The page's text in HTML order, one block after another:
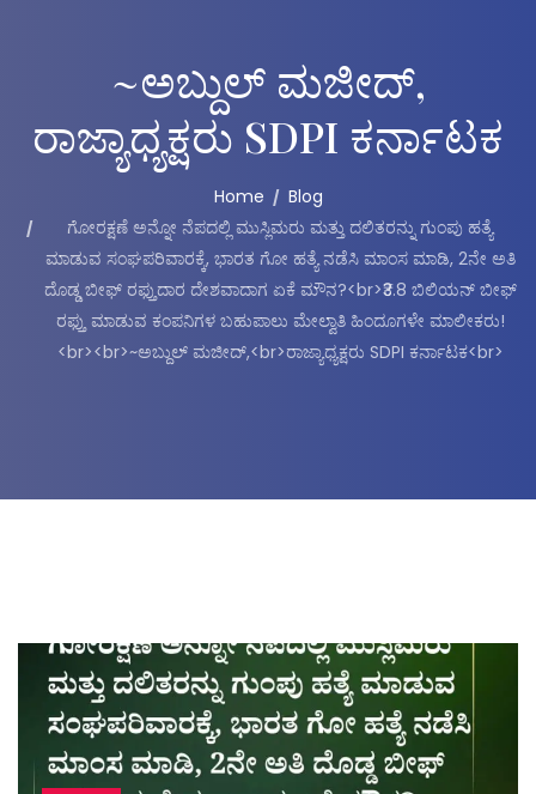
~ಅಬ್ದುಲ್ ಮಜೀದ್,
ರಾಜ್ಯಾಧ್ಯಕ್ಷರು SDPI ಕರ್ನಾಟಕ
Home
Blog
ಗೋರಕ್ಷಣೆ ಅನ್ನೋ ನೆಪದಲ್ಲಿ ಮುಸ್ಲಿಮರು ಮತ್ತು ದಲಿತರನ್ನು ಗುಂಪು ಹತ್ಯೆ
ಮಾಡುವ ಸಂಘಪರಿವಾರಕ್ಕೆ, ಭಾರತ ಗೋ ಹತ್ಯೆ ನಡೆಸಿ ಮಾಂಸ ಮಾಡಿ, 2ನೇ ಅತಿ
ದೊಡ್ಡ ಬೀಫ್ ರಫ್ತುದಾರ ದೇಶವಾದಾಗ ಏಕೆ ಮೌನ?<br>₹3.8 ಬಿಲಿಯನ್ ಬೀಫ್
ರಫ್ತು ಮಾಡುವ ಕಂಪನಿಗಳ ಬಹುಪಾಲು ಮೇಲ್ವಾತಿ ಹಿಂದೂಗಳೇ ಮಾಲೀಕರು!
<br><br>~ಅಬ್ದುಲ್ ಮಜೀದ್,<br>ರಾಜ್ಯಾಧ್ಯಕ್ಷರು SDPI ಕರ್ನಾಟಕ<br>